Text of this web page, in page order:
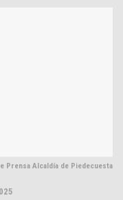
Prensa Alcaldía de Piedecuesta